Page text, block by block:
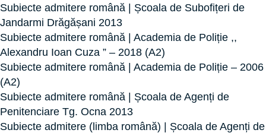
Subiecte admitere română | Școala de Subofițeri de
Jandarmi Drăgășani 2013
Subiecte admitere română | Academia de Poliție ,,
Alexandru Ioan Cuza ” – 2018 (A2)
Subiecte admitere română | Academia de Poliție – 2006
(A2)
Subiecte admitere română | Școala de Agenți de
Penitenciare Tg. Ocna 2013
Subiecte admitere (limba română) | Școala de Agenți de